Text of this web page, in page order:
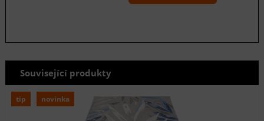
Související produkty
tip novinka